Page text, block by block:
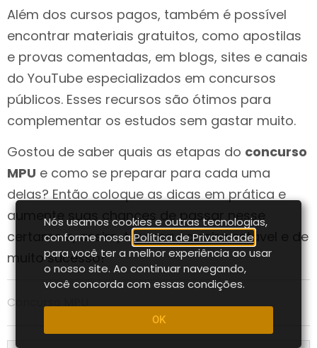
Além dos cursos pagos, também é possível
encontrar materiais gratuitos, como apostilas
e provas comentadas, em blogs, sites e canais
do YouTube especializados em concursos
públicos. Esses recursos são ótimos para
complementar os estudos sem gastar muito.
Gostou de saber quais as etapas do concurso
MPU e como se preparar para cada uma
delas? Então coloque as dicas em prática e
aumente suas chances de passar nesse
certame e, assim, ter uma carreira estável e de
muito sucesso!
Concurso MPU
Nós usamos cookies e outras tecnologias,
conforme nossaPolítica de Privacidade
para você ter a melhor experiência ao usar
o nosso site. Ao continuar navegando,
você concorda com essas condições.
OK